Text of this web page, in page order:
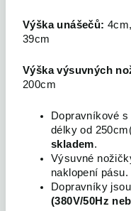
Výška unášečů: 4cm,
39cm
Výška výsuvných
200cm
Dopravníkové
délky od
skladem.
Výsuvné
naklopení pásu.
Dopravníky
(380V/50Hz